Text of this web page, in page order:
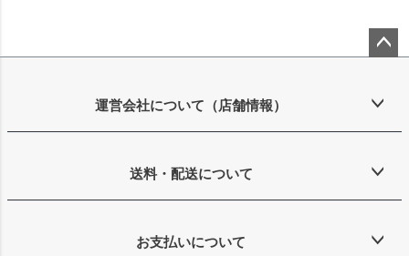
ップ
運営会社について（店舗情報）
送料・配送について
お支払いについて